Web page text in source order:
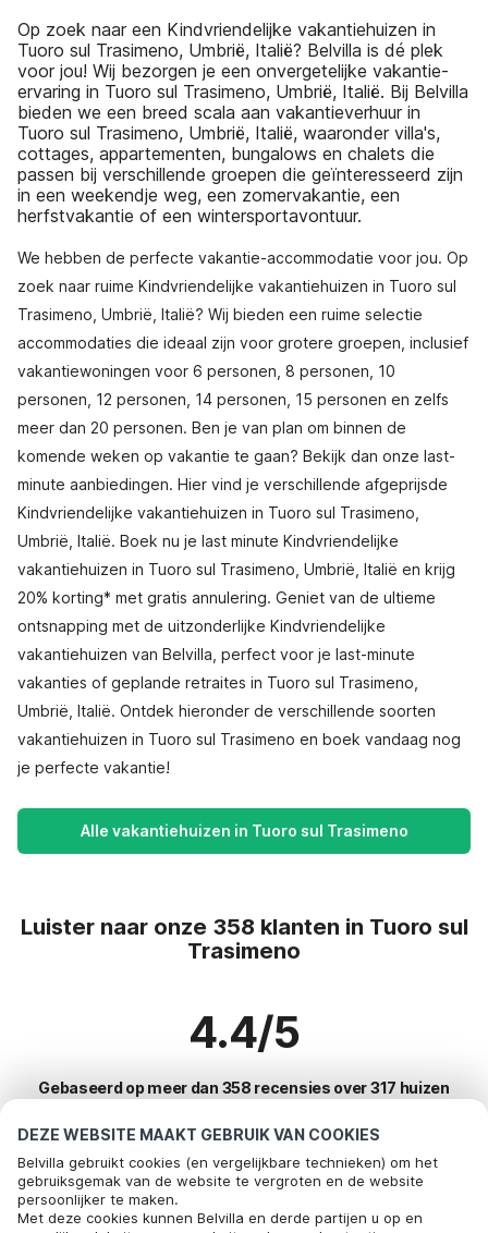
DEZE WEBSITE MAAKT GEBRUIK VAN COOKIES
Belvilla gebruikt cookies (en vergelijkbare technieken) om het
gebruiksgemak van de website te vergroten en de website
persoonlijker te maken.
Met deze cookies kunnen Belvilla en derde partijen u op en
Op zoek naar een Kindvriendelijke vakantiehuizen in
Tuoro sul Trasimeno, Umbrië, Italië? Belvilla is dé plek
voor jou! Wij bezorgen je een onvergetelijke vakantie-
ervaring in Tuoro sul Trasimeno, Umbrië, Italië. Bij Belvilla
bieden we een breed scala aan vakantieverhuur in
Tuoro sul Trasimeno, Umbrië, Italië, waaronder villa's,
cottages, appartementen, bungalows en chalets die
passen bij verschillende groepen die geïnteresseerd zijn
in een weekendje weg, een zomervakantie, een
herfstvakantie of een wintersportavontuur.
We hebben de perfecte vakantie-accommodatie voor jou. Op
zoek naar ruime Kindvriendelijke vakantiehuizen in Tuoro sul
Trasimeno, Umbrië, Italië? Wij bieden een ruime selectie
accommodaties die ideaal zijn voor grotere groepen, inclusief
vakantiewoningen voor 6 personen, 8 personen, 10
personen, 12 personen, 14 personen, 15 personen en zelfs
meer dan 20 personen. Ben je van plan om binnen de
komende weken op vakantie te gaan? Bekijk dan onze last-
minute aanbiedingen. Hier vind je verschillende afgeprijsde
Kindvriendelijke vakantiehuizen in Tuoro sul Trasimeno,
Umbrië, Italië. Boek nu je last minute Kindvriendelijke
vakantiehuizen in Tuoro sul Trasimeno, Umbrië, Italië en krijg
20% korting* met gratis annulering. Geniet van de ultieme
ontsnapping met de uitzonderlijke Kindvriendelijke
vakantiehuizen van Belvilla, perfect voor je last-minute
vakanties of geplande retraites in Tuoro sul Trasimeno,
Umbrië, Italië. Ontdek hieronder de verschillende soorten
vakantiehuizen in Tuoro sul Trasimeno en boek vandaag nog
je perfecte vakantie!
Alle vakantiehuizen in Tuoro sul Trasimeno
Luister naar onze 358 klanten in Tuoro sul
Trasimeno
4.4/5
Gebaseerd op meer dan 358 recensies over 317 huizen
Meest populaire bestemmingen voor
vakantie
Bel om te boeken